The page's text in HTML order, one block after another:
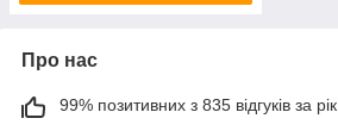
Про нас
99% позитивних з 835 відгуків за рік